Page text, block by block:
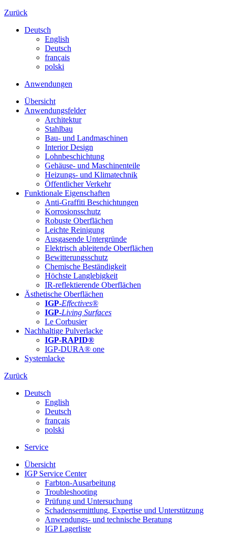
Zurück
Deutsch
English
Deutsch
français
polski
Anwendungen
Übersicht
Anwendungsfelder
Architektur
Stahlbau
Bau- und Landmaschinen
Interior Design
Lohnbeschichtung
Gehäuse- und Maschinenteile
Heizungs- und Klimatechnik
Öffentlicher Verkehr
Funktionale Eigenschaften
Anti-Graffiti Beschichtungen
Korrosionsschutz
Robuste Oberflächen
Leichte Reinigung
Ausgasende Untergründe
Elektrisch ableitende Oberflächen
Bewitterungsschutz
Chemische Beständigkeit
Höchste Langlebigkeit
IR-reflektierende Oberflächen
Ästhetische Oberflächen
IGP-Effectives®
IGP-Living Surfaces
Le Corbusier
Nachhaltige Pulverlacke
IGP-RAPID®
IGP-DURA® one
Systemlacke
Zurück
Deutsch
English
Deutsch
français
polski
Service
Übersicht
IGP Service Center
Farbton-Ausarbeitung
Troubleshooting
Prüfung und Untersuchung
Schadensermittlung, Expertise und Unterstützung
Anwendungs- und technische Beratung
IGP Lagerliste